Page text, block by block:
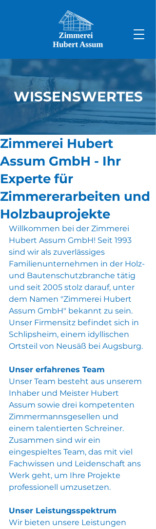
WISSENSWERTES
Zimmerei Hubert
Assum GmbH - Ihr
Experte für
Zimmererarbeiten und
Holzbauprojekte
Willkommen bei der Zimmerei
Hubert Assum GmbH! Seit 1993
sind wir als zuverlässiges
Familienunternehmen in der Holz-
und Bautenschutzbranche tätig
und seit 2005 stolz darauf, unter
dem Namen "Zimmerei Hubert
Assum GmbH" bekannt zu sein.
Unser Firmensitz befindet sich in
Schlipsheim, einem idyllischen
Ortsteil von Neusäß bei Augsburg.
Unser erfahrenes Team
Unser Team besteht aus unserem
Inhaber und Meister Hubert
Assum sowie drei kompetenten
Zimmermannsgesellen und
einem talentierten Schreiner.
Zusammen sind wir ein
eingespieltes Team, das mit viel
Fachwissen und Leidenschaft ans
Werk geht, um Ihre Projekte
professionell umzusetzen.
Unser Leistungsspektrum
Wir bieten unsere Leistungen